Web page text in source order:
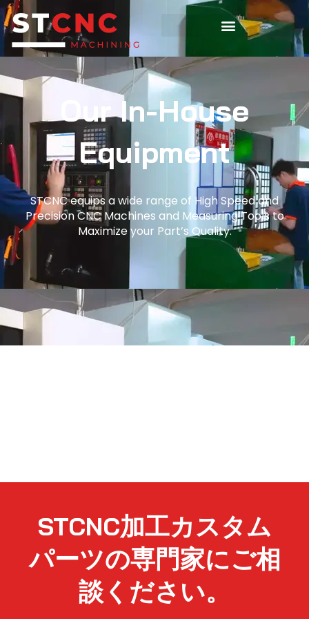
Our In-House
Equipment
STCNC equips a wide range of High Speed and
Precision CNC Machines and Measuring Tools to
Maximize your Part’s Quality.
STCNC加工カスタム
パーツの専門家にご相
談ください。